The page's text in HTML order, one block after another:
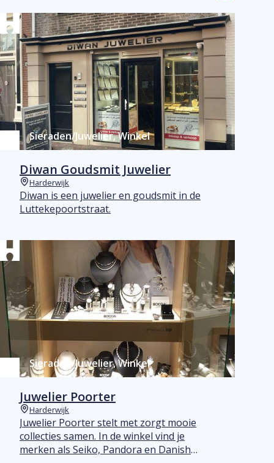
Sieraden/Juwelier, Winkel
Diwan Goudsmit Juwelier
Plaats
Harderwijk
Diwan is een juwelier en goudsmit in de
Luttekepoortstraat.
Sieraden/Juwelier, Winkel
Juwelier Poorter
Plaats
Harderwijk
Juwelier Poorter stelt met zorgt mooie
collecties samen. In de winkel vind je
merken als Seiko, Pandora en Danish